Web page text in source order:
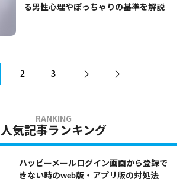
る男性心理やぽっちゃりの基準を解説
2 3
人気記事ランキング
ハッピーメールログイン画面から登録で
きない時のweb版・アプリ版の対処法